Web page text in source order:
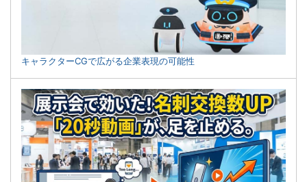
キャラクターCGで広がる企業表現の可能性